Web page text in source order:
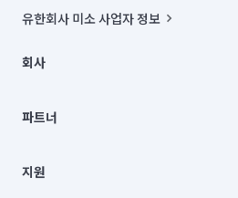
유한회사 미소 사업자 정보
00019 |
주소 | 본사: 서울특별시 종로구 율곡로 6(
컨택센터 : 서울특별시 종로구 수송동 율곡
상품, 상품정보, 거래에 관한 의무와 책임은
언론 보도 관련 문의:
회사
채용
파트너
이사
지원